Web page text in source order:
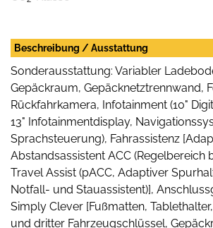
Beschreibung / Ausstattung
Sonderausstattung: Variabler
Gepäckraum, Gepäcknetztrennwand,
Rückfahrkamera, Infotainment (10"
13" Infotainmentdisplay,
Sprachsteuerung), Fahrassistenz
Abstandsassistent ACC (Regelbereich
Travel Assist (pACC, Adaptiver
Notfall- und Stauassistent)],
Simply Clever [Fußmatten,
und dritter Fahrzeugschlüssel,